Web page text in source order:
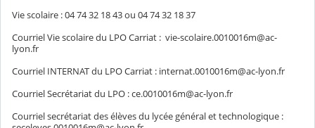
Vie scolaire : 04 74 32 18 43 ou 04 74 32 18 37
Courriel Vie scolaire du LPO Carriat : vie-scolaire.0010016m@ac-
lyon.fr
Courriel INTERNAT du LPO Carriat : internat.0010016m@ac-lyon.fr
Courriel Secrétariat du LPO : ce.0010016m@ac-lyon.fr
Courriel secrétariat des élèves du lycée général et technologique :